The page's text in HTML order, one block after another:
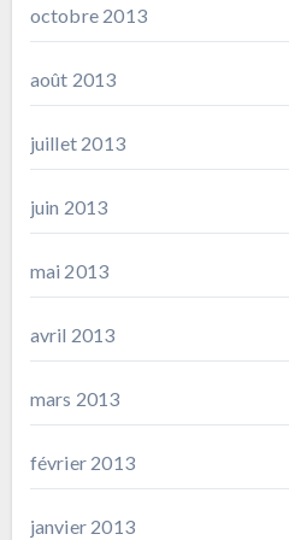
octobre 2013
août 2013
juillet 2013
juin 2013
mai 2013
avril 2013
mars 2013
février 2013
janvier 2013